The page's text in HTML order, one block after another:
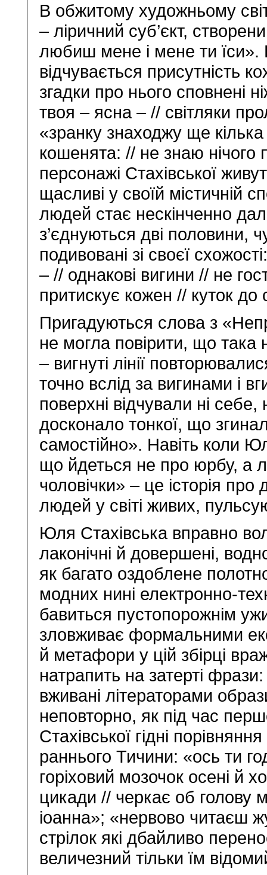
В обжитому художньому
– ліричний суб’єкт,
любиш мене і мене ти їси».
відчувається присутність
згадки про нього сповнені
твоя – ясна – // світляки
«зранку знаходжу ще кілька
кошенята: // не знаю нічого
персонажі Стахівської
щасливі у своїй містичній
людей стає нескінченно
з’єднуються дві половини,
подивовані зі своєї
– // однакові вигини // не
притискує кожен // куток до
Пригадуються слова з
не могла повірити, що така
– вигнуті лінії
точно вслід за вигинами і
поверхні відчували ні себе,
досконало тонкої, що
самостійно». Навіть коли
що йдеться не про юрбу, а
чоловічки» – це історія
людей у світі живих,
Юля Стахівська вправно
лаконічні й довершені,
як багато оздоблене
модних нині електронно-
бавиться пустопорожнім
зловживає формальними
й метафори у цій збірці
натрапить на затерті
вживані літераторами
неповторно, як під час
Стахівської гідні
раннього Тичини: «ось ти
горіховий мозочок осені й
цикади // черкає об голову
іоанна»; «нервово читаєш
стрілок які дбайливо
величезний тільки їм